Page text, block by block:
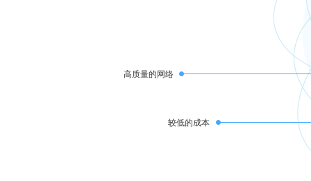
高质量的网络
较低的成本